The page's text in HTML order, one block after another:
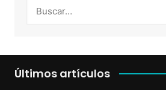
Últimos artículos